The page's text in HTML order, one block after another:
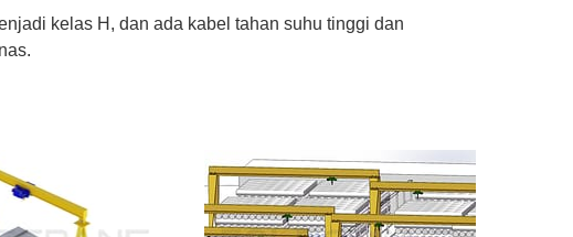
kelas H, dan ada kabel tahan suhu tinggi dan